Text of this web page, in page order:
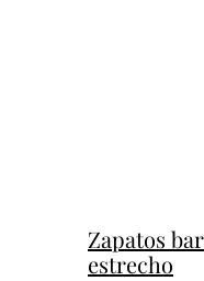
Zapatos
estrecho